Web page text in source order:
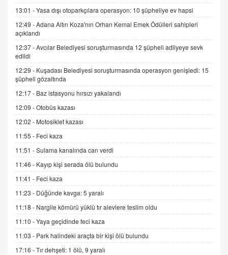
İNCİ GÜL AKÖL
06.07.2026 13:00
ADEM AKÖL
Esed Destekçilerinin Yüzüne Vurulan Şamar:
Sednaya
11.12.2024 12:30
DR. EKREM ASLAN
Gerçek Ne, Algı Ne? "Beraber Yürüyoruz"
Cümlesinin Peşinden
19.07.2025 12:45
GÖNÜL MENEKŞE
Şifacının Yolu
04.11.2025 12:56
AV. RÜMEYSA ÖZKALE
Kira Uyuşmazlıklarında Dava Açmadan Önce
Arabulucuya Başvuru Şartı
13:01 -Yasa dışı otoparkçılara operasyon: 10 şüpheliye ev hapsi
12:49 -Adana Altın Koza'nın Orhan Kemal Emek Ödülleri sahipleri
açıklandı
12:37 -Avcılar Belediyesi soruşturmasında 12 şüpheli adliyeye sevk
edildi
12:29 - Kuşadası Belediyesi soruşturmasında operasyon genişledi: 15
şüpheli gözaltında
12:17 - Baz istasyonu hırsızı yakalandı
12:09 -Otobüs kazası
12:02 - Motosiklet kazası
11:55 - Feci kaza
11:51 -Sulama kanalında can verdi
11:46 - Kayıp kişi serada ölü bulundu
11:41 - Feci kaza
11:23 - Düğünde kavga: 5 yaralı
11:18 - Nargile kömürü yüklü tır alevlere teslim oldu
11:10 -Yaya geçidinde feci kaza
11:03 - Park halindeki araçta bir kişi ölü bulundu
17:16 -Tır dehşeti: 1 ölü, 9 yaralı